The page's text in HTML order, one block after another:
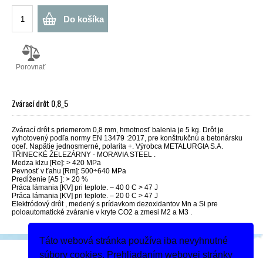
Táto webová stránka používa iba nevyhnutné
súbory cookies. Prehliadaním webovej stránky
Do košíka
Porovnať
Zvárací drôt 0,8_5
Zvárací drôt s priemerom 0,8 mm, hmotnosť balenia je 5 kg. Drôt je
vyhotovený podľa normy EN 13479 :2017, pre konštrukčnú a betonársku
oceľ. Napätie jednosmerné, polarita +. Výrobca METALURGIA S.A.
TŘINECKÉ ŽELEZÁRNY - MORAVIA STEEL .
Medza klzu [Re]: > 420 MPa
Pevnosť v ťahu [Rm]: 500÷640 MPa
Predĺženie [A5 ]: > 20 %
Práca lámania [KV] pri teplote. – 40 0 C > 47 J
Práca lámania [KV] pri teplote. – 20 0 C > 47 J
Elektródový drôt , medený s prídavkom dezoxidantov Mn a Si pre
poloautomatické zváranie v kryte CO2 a zmesi M2 a M3 .
Podeľte sa